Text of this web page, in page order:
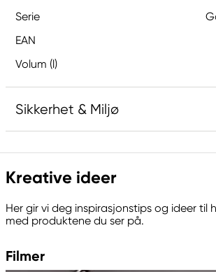
Serie
EAN
Volum (l)
Sikkerhet & Miljø
Inneholder 5-klor-2-metyl-4-
2-metyl-4-isotiazolin-3-on (3:1) og
benzisotiazol-3(2H)-on (biocid). Kan
allergisk reaksjon.
Kreative ideer
Her gir vi deg inspirasjonstips og ideer til
med produktene du ser på.
Filmer